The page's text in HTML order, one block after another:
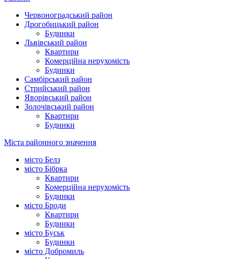
Червоноградський район
Дрогобицький район
Будинки
Львівський район
Квартири
Комерційна нерухомість
Будинки
Самбірський район
Стрийський район
Яворівський район
Золочівський район
Квартири
Будинки
Міста районного значення
місто Белз
місто Бібрка
Квартири
Комерційна нерухомість
Будинки
місто Броди
Квартири
Будинки
місто Буськ
Будинки
місто Добромиль